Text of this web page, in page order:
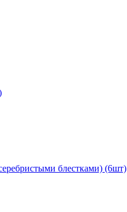
блестками) (6шт)